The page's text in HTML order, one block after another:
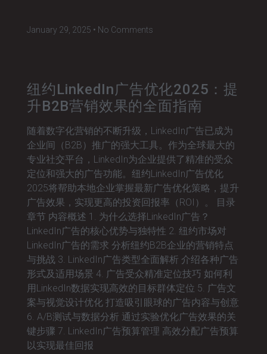
January 29, 2025 No Comments
纽约LinkedIn广告优化2025：提
升B2B营销效果的全面指南
随着数字化营销的不断升级，LinkedIn广告已成为
企业间（B2B）推广的强大工具。作为全球最大的
专业社交平台，LinkedIn为企业提供了精准的受众
定位和强大的广告功能。纽约LinkedIn广告优化
2025将帮助本地企业掌握最新广告优化策略，提升
广告效果，实现更高的投资回报率（ROI）。 目录
章节 内容概述 1. 为什么选择LinkedIn广告？
LinkedIn广告的核心优势与独特性 2. 纽约市场对
LinkedIn广告的需求 分析纽约B2B企业的营销特点
与挑战 3. LinkedIn广告类型全面解析 介绍各种广告
形式及适用场景 4. 广告受众精准定位技巧 如何利
用LinkedIn数据实现高效的目标群体定位 5. 广告文
案与视觉设计优化 打造吸引眼球的广告内容与创意
6. A/B测试与数据分析 通过实验优化广告效果的关
键步骤 7. LinkedIn广告预算管理 高效分配广告预算
以实现最佳回报